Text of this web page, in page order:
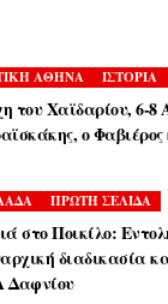
ΑΘΗΝΑ ΙΣΤΟΡΙΑ
του Χαϊδαρίου, 6-8
ο Φαβιέρος
ΠΡΩΤΗ ΣΕΛΙΔΑ
στο Ποικίλο:
διαδικασία